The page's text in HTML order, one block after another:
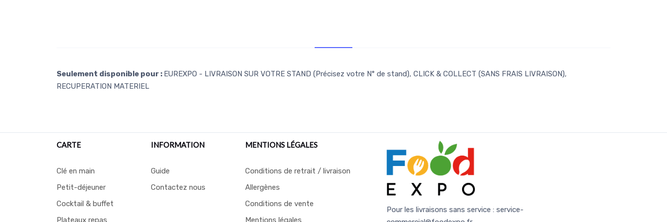
Seulement disponible pour : EUREXPO - LIVRAISON SUR VOTRE STAND (Précisez votre N° de stand), CLICK & COLLECT (SANS FRAIS LIVRAISON),
RECUPERATION MATERIEL
CARTE
Clé en main
Petit-déjeuner
Cocktail & buffet
Plateaux repas
INFORMATION
Guide
Contactez nous
MENTIONS LÉGALES
Conditions de retrait / livraison
Allergènes
Conditions de vente
Mentions légales
Pour les livraisons sans service : service-